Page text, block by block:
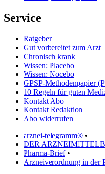
Service
Ratgeber
Gut vorbereitet zum Arzt
Chronisch krank
Wissen: Placebo
Wissen: Nocebo
GPSP-Methodenpapier
10 Regeln für guten
Kontakt Abo
Kontakt Redaktion
Abo widerrufen
arznei-telegramm® •
DER
Pharma-Brief•
Arzneiverordnung in der